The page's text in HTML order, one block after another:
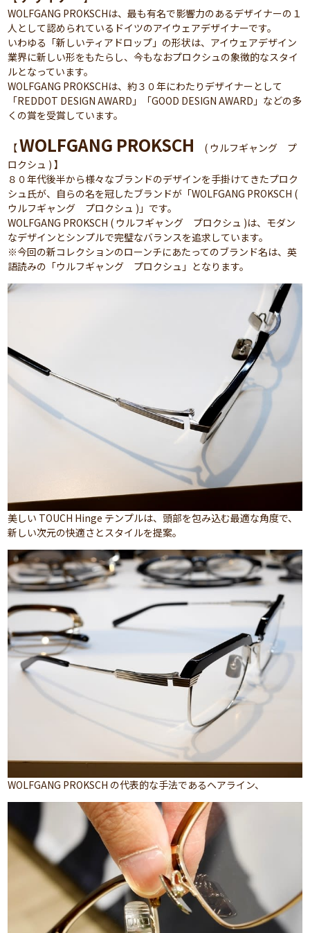
WOLFGANG PROKSCHは、最も有名で影響力のあるデザイナーの１
人として認められているドイツのアイウェアデザイナーです。
いわゆる「新しいティアドロップ」の形状は、アイウェアデザイン
業界に新しい形をもたらし、今もなおプロクシュの象徴的なスタイ
ルとなっています。
WOLFGANG PROKSCHは、約３０年にわたりデザイナーとして
「REDDOT DESIGN AWARD」「GOOD DESIGN AWARD」などの多
くの賞を受賞しています。
【WOLFGANG PROKSCH
( ウルフギャング プ
ロクシュ ) 】
８０年代後半から様々なブランドのデザインを手掛けてきたプロク
シュ氏が、自らの名を冠したブランドが「WOLFGANG PROKSCH (
ウルフギャング プロクシュ )」です。
WOLFGANG PROKSCH ( ウルフギャング プロクシュ )は、モダン
なデザインとシンプルで完璧なバランスを追求しています。
※今回の新コレクションのローンチにあたってのブランド名は、英
語読みの「ウルフギャング プロクシュ」となります。
美しい TOUCH Hinge テンプルは、頭部を包み込む最適な角度で、
新しい次元の快適さとスタイルを提案。
WOLFGANG PROKSCH の代表的な手法であるヘアライン、